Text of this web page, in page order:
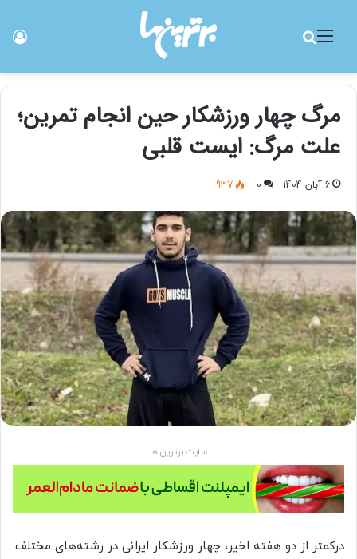
منو
مرگ چهار ورزشکار حین انجام تمرین؛
علت مرگ: ایست قلبی
6 آبان 1404 0
937
سایت برترین ها
درکمتر از دو هفته اخیر، چهار ورزشکار ایرانی در رشته‌های مختلف